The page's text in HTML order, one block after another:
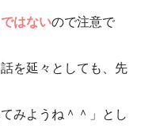
はないので注意で
を延々としても、先
みようね＾＾」とし